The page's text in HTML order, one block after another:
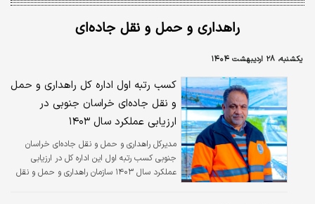
راهداری و حمل و نقل جاده‌ای
یکشنبه، ۲۸ اردیبهشت ۱۴۰۴
کسب رتبه اول اداره کل راهداری و حمل
و نقل جاده‌ای خراسان جنوبی در
ارزیابی عملکرد سال ۱۴۰۳
مدیرکل راهداری و حمل و نقل جاده‌ای خراسان
جنوبی کسب رتبه اول این اداره کل در ارزیابی
عملکرد سال ۱۴۰۳ سازمان راهداری و حمل و نقل